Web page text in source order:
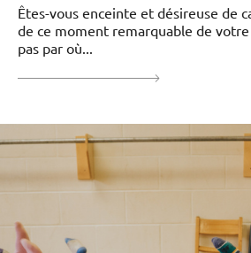
Êtes-vous enceinte et désireuse de
de ce moment remarquable de votre
pas par où...